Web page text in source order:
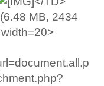
(6.48 MB, 2434